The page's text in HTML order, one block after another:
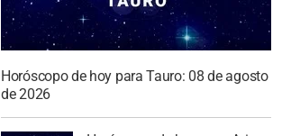
Horóscopo de hoy para Tauro: 08 de agosto
de 2026